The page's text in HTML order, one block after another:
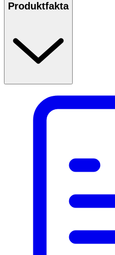
Produktfakta